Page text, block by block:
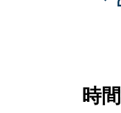
時